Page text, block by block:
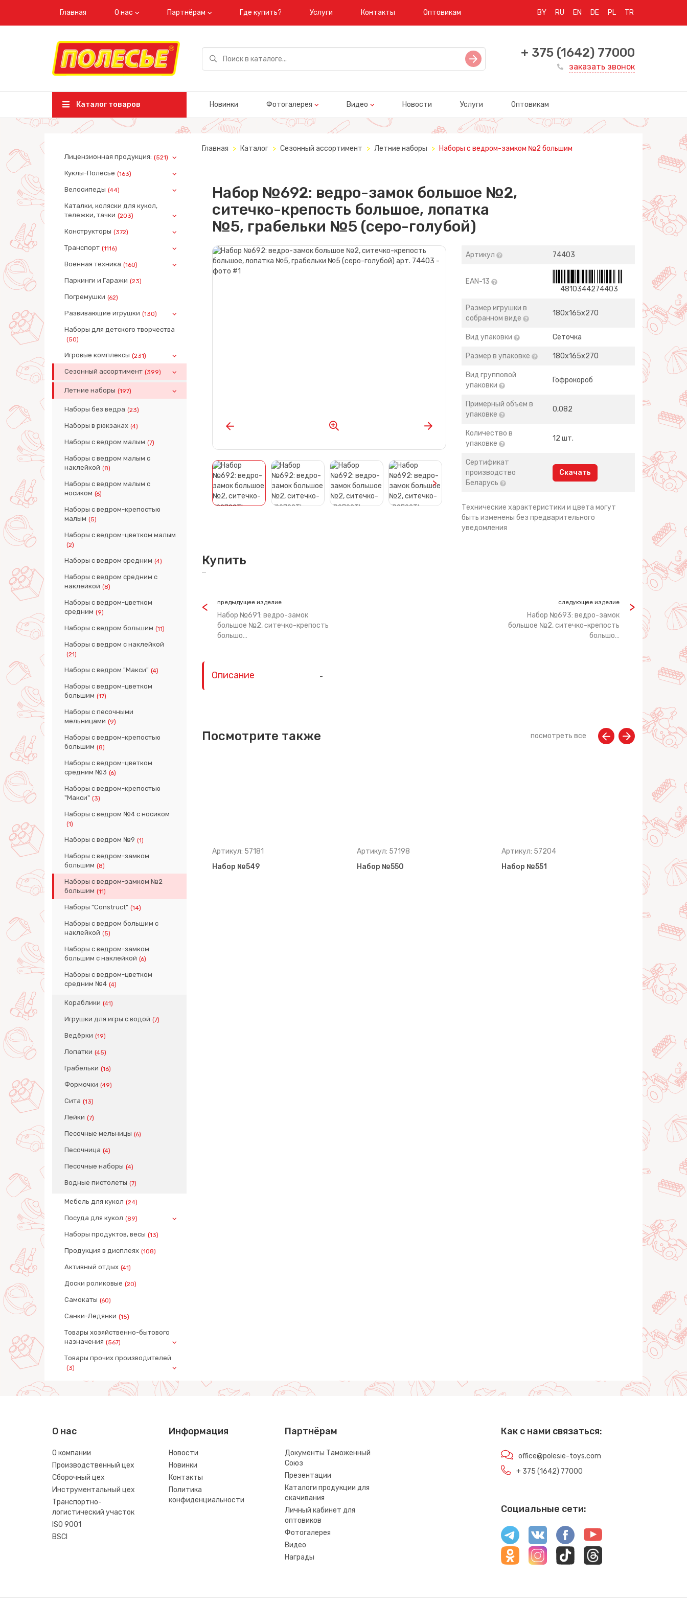
Главная О нас Партнёрам Где купить? Услуги Контакты Оптовикам BY RU EN DE PL TR
+ 375 (1642) 77000
заказать звонок
Каталог товаров Новинки Фотогалерея Видео Новости Услуги Оптовикам
Лицензионная продукция: (521)
Куклы-Полесье (163)
Велосипеды (44)
Каталки, коляски для кукол,
тележки, тачки (203)
Конструкторы (372)
Транспорт (1116)
Военная техника (160)
Паркинги и Гаражи (23)
Погремушки (62)
Развивающие игрушки (130)
Наборы для детского творчества
(50)
Игровые комплексы (231)
Сезонный ассортимент (399)
Летние наборы (197)
Наборы без ведра (23)
Наборы в рюкзаках (4)
Наборы с ведром малым (7)
Наборы с ведром малым с
наклейкой (8)
Наборы с ведром малым с
носиком (6)
Наборы с ведром-крепостью
малым (5)
Наборы с ведром-цветком малым
(2)
Наборы с ведром средним (4)
Наборы с ведром средним с
наклейкой (8)
Наборы с ведром-цветком
средним (9)
Наборы с ведром большим (11)
Наборы с ведром с наклейкой
(21)
Наборы с ведром "Макси" (4)
Наборы с ведром-цветком
большим (17)
Наборы с песочными
мельницами (9)
Наборы с ведром-крепостью
большим (8)
Наборы с ведром-цветком
средним №3 (6)
Наборы с ведром-крепостью
"Макси" (3)
Наборы с ведром №4 с носиком
(1)
Наборы с ведром №9 (1)
Наборы с ведром-замком
большим (8)
Наборы с ведром-замком №2
большим (11)
Наборы "Construct" (14)
Наборы с ведром большим с
наклейкой (5)
Наборы с ведром-замком
большим с наклейкой (6)
Наборы с ведром-цветком
средним №4 (4)
Кораблики (41)
Игрушки для игры с водой (7)
Ведёрки (19)
Лопатки (45)
Грабельки (16)
Формочки (49)
Сита (13)
Лейки (7)
Песочные мельницы (6)
Песочница (4)
Песочные наборы (4)
Водные пистолеты (7)
Мебель для кукол (24)
Посуда для кукол (89)
Наборы продуктов, весы (13)
Продукция в дисплеях (108)
Активный отдых (41)
Доски роликовые (20)
Самокаты (60)
Санки-Ледянки (15)
Товары хозяйственно-бытового
назначения (567)
Товары прочих производителей
(3)
Главная Каталог Сезонный ассортимент Летние наборы Наборы с ведром-замком №2 большим
Набор №692: ведро-замок большое №2,
ситечко-крепость большое, лопатка
№5, грабельки №5 (серо-голубой)
>
Артикул 74403
EAN-13
4810344274403
Размер игрушки в
собранном виде
180х165х270
Вид упаковки Сеточка
Размер в упаковке 180х165х270
Вид групповой
упаковки
Гофрокороб
Примерный объем в
упаковке
0,082
Количество в
упаковке
12 шт.
Сертификат
производство
Беларусь
Скачать
Технические характеристики и цвета могут
быть изменены без предварительного
уведомления
Купить
предыдущее изделие
Набор №691: ведро-замок
большое №2, ситечко-крепость
большо…
следующее изделие
Набор №693: ведро-замок
большое №2, ситечко-крепость
большо…
Описание -
Посмотрите также посмотреть все
Артикул: 74434
Набор №695: ведро-замок
большое №2, ситечко-
крепость большо…
Артикул: 57181
Набор №549
Артикул: 57198
Набор №550
Артикул: 57204
Набор №551
Набор
О нас
О компании
Производственный цех
Сборочный цех
Инструментальный цех
Транспортно-
логистический участок
ISO 9001
BSCI
Информация
Новости
Новинки
Контакты
Политика
конфиденциальности
Партнёрам
Документы Таможенный
Союз
Презентации
Каталоги продукции для
скачивания
Личный кабинет для
оптовиков
Фотогалерея
Видео
Награды
Как с нами связаться:
office@polesie-toys.com
+ 375 (1642) 77000
Социальные сети: